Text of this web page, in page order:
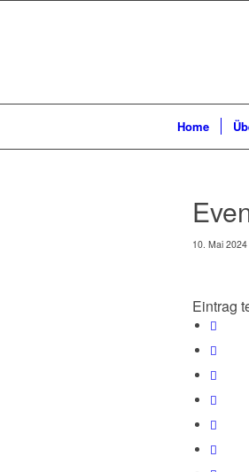
Home
10. Mai 2024
Eintrag